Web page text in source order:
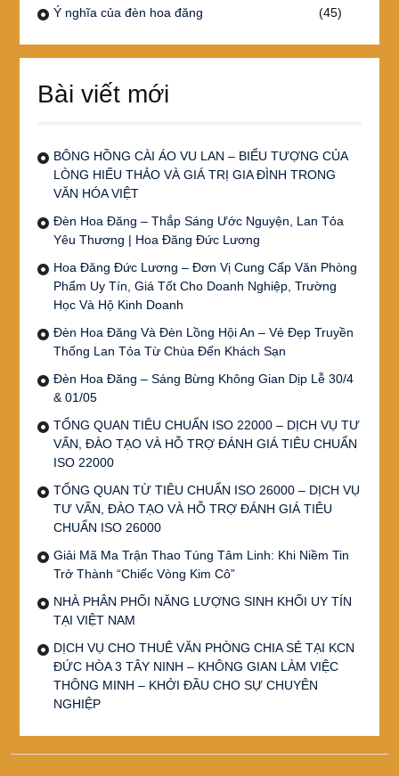
Ý nghĩa của đèn hoa đăng
(45)
Bài viết mới
BÔNG HỒNG CÀI ÁO VU LAN – BIỂU TƯỢNG CỦA
LÒNG HIẾU THẢO VÀ GIÁ TRỊ GIA ĐÌNH TRONG
VĂN HÓA VIỆT
Đèn Hoa Đăng – Thắp Sáng Ước Nguyện, Lan Tỏa
Yêu Thương | Hoa Đăng Đức Lương
Hoa Đăng Đức Lương – Đơn Vị Cung Cấp Văn Phòng
Phẩm Uy Tín, Giá Tốt Cho Doanh Nghiệp, Trường
Học Và Hộ Kinh Doanh
Đèn Hoa Đăng Và Đèn Lồng Hội An – Vẻ Đẹp Truyền
Thống Lan Tỏa Từ Chùa Đến Khách Sạn
Đèn Hoa Đăng – Sáng Bừng Không Gian Dịp Lễ 30/4
& 01/05
TỔNG QUAN TIÊU CHUẨN ISO 22000 – DỊCH VỤ TƯ
VẤN, ĐÀO TẠO VÀ HỖ TRỢ ĐÁNH GIÁ TIÊU CHUẨN
ISO 22000
TỔNG QUAN TỪ TIÊU CHUẨN ISO 26000 – DỊCH VỤ
TƯ VẤN, ĐÀO TẠO VÀ HỖ TRỢ ĐÁNH GIÁ TIÊU
CHUẨN ISO 26000
Giải Mã Ma Trận Thao Túng Tâm Linh: Khi Niềm Tin
Trở Thành “Chiếc Vòng Kim Cô”
NHÀ PHÂN PHỐI NĂNG LƯỢNG SINH KHỐI UY TÍN
TẠI VIỆT NAM
DỊCH VỤ CHO THUÊ VĂN PHÒNG CHIA SẺ TẠI KCN
ĐỨC HÒA 3 TÂY NINH – KHÔNG GIAN LÀM VIỆC
THÔNG MINH – KHỞI ĐẦU CHO SỰ CHUYÊN
NGHIỆP